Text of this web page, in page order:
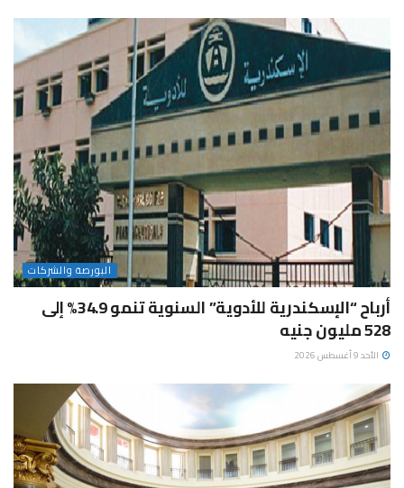
البورصة والشركات
أرباح “الإسكندرية للأدوية” السنوية تنمو 34.9% إلى
528 مليون جنيه
الأحد 9 أغسطس 2026